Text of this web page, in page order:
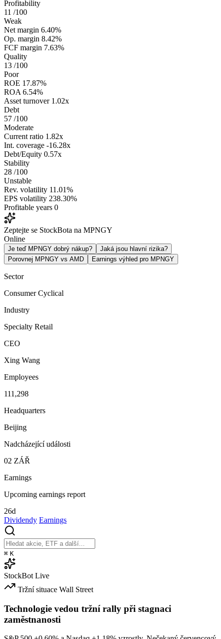
Profitability
11 /100
Weak
Net margin 6.40%
Op. margin 8.42%
FCF margin 7.63%
Quality
13 /100
Poor
ROE 17.87%
ROA 6.54%
Asset turnover 1.02x
Debt
57 /100
Moderate
Current ratio 1.82x
Int. coverage -16.28x
Debt/Equity 0.57x
Stability
28 /100
Unstable
Rev. volatility 11.01%
EPS volatility 238.30%
Profitable years 0
Zeptejte se StockBota na MPNGY
Online
Je teď MPNGY dobrý nákup?
Jaká jsou hlavní rizika?
Porovnej MPNGY vs AMD
Earnings výhled pro MPNGY
Sector
Consumer Cyclical
Industry
Specialty Retail
CEO
Xing Wang
Employees
111,298
Headquarters
Beijing
Nadcházející události
02 ZÁŘ
Earnings
Upcoming earnings report
26d
Dividendy Earnings
⌘ K
StockBot Live
Tržní situace Wall Street
Technologie vedou tržní rally při stagnaci
zaměstnanosti